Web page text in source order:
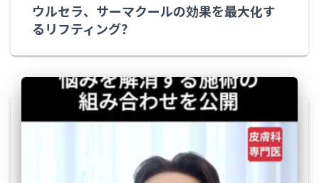
ウルセラ、サーマクールの効果を最大化す
るリフティング？